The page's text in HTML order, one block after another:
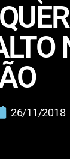
26/11/2018